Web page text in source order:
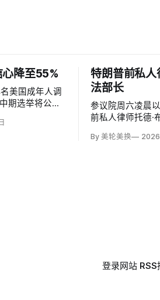
降至55%
美国成年人调
期选举将公平
去明显党派分
特朗普前私人
法部长
参议院周六凌晨
前私人律师托德·
席的民主党参议
By 美轮美换
登录网站 RSS